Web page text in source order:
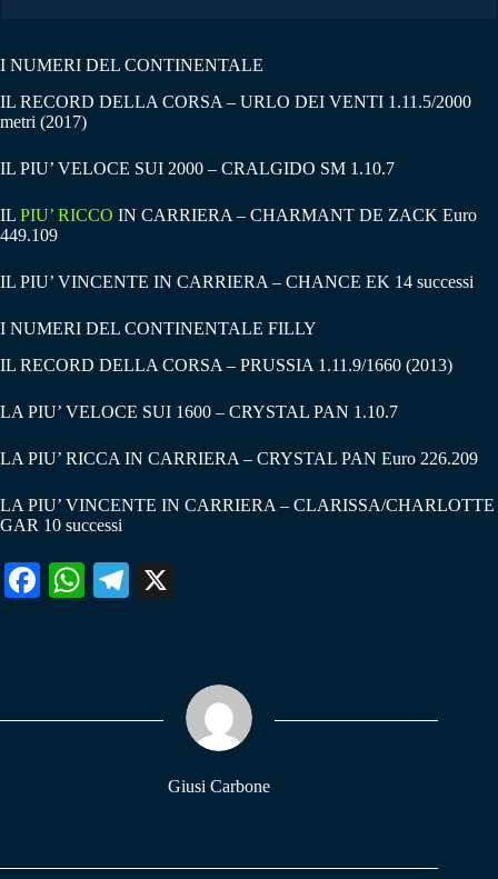
I NUMERI DEL CONTINENTALE
IL RECORD DELLA CORSA – URLO DEI VENTI 1.11.5/2000
metri (2017)
IL PIU’ VELOCE SUI 2000 – CRALGIDO SM 1.10.7
IL PIU’ RICCO IN CARRIERA – CHARMANT DE ZACK Euro
449.109
IL PIU’ VINCENTE IN CARRIERA – CHANCE EK 14 successi
I NUMERI DEL CONTINENTALE FILLY
IL RECORD DELLA CORSA – PRUSSIA 1.11.9/1660 (2013)
LA PIU’ VELOCE SUI 1600 – CRYSTAL PAN 1.10.7
LA PIU’ RICCA IN CARRIERA – CRYSTAL PAN Euro 226.209
LA PIU’ VINCENTE IN CARRIERA – CLARISSA/CHARLOTTE
GAR 10 successi
Fa W
pp
Te
m
Giusi Carbone